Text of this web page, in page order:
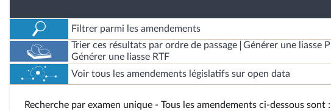
Filtrer parmi les amendements
Trier ces résultats par ordre de passage
Générer une liasse
Générer une liasse RTF
Voir tous les amendements législatifs sur open data
Recherche par examen unique - Tous les amendements ci-dessous sont :